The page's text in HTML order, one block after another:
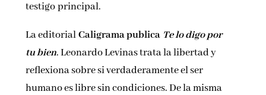
testigoprincipal.
La editorialCaligrama publica Te lo digo por
tu bien. Leonardo Levinas trata la libertad y
reflexiona sobre si verdaderamente el ser
humano es libre sin condiciones. De la misma
Email*
Por favor, acepta lostérminos y condiciones